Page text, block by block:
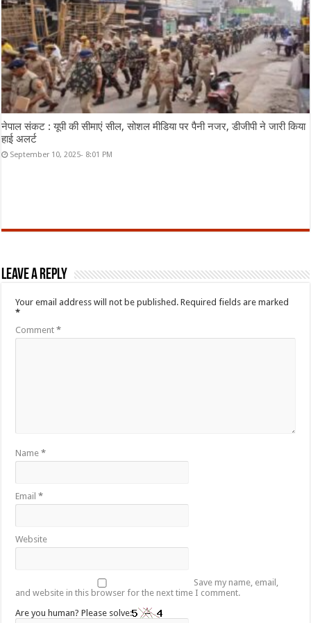
नेपाल संकट : यूपी की सीमाएं सील, सोशल मीडिया पर पैनी नजर, डीजीपी ने जारी किया
हाई अलर्ट
September 10, 2025- 8:01 PM
Leave a Reply
Your email address will not be published. Required fields are marked
*
Comment*
Name*
Email*
Website
Save my name, email,
and website in this browser for the next time I comment.
Are you human? Please solve: